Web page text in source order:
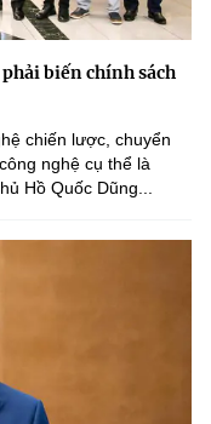
biến chính sách
chiến lược, chuyển
nghệ cụ thể là
Hồ Quốc Dũng...